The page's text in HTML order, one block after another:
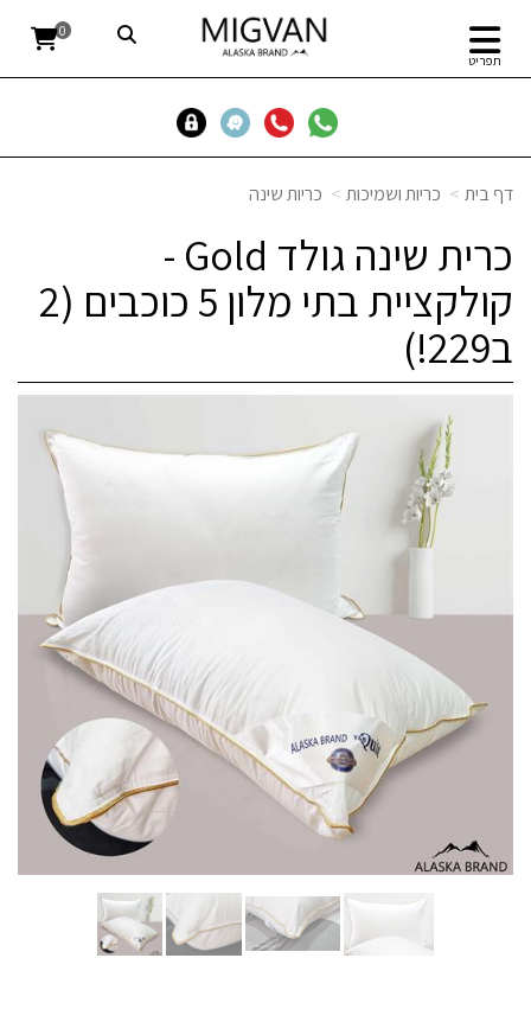
תפריט
0
דף בית כריות ושמיכות כריות שינה
כרית שינה גולד Gold -
קולקציית בתי מלון 5 כוכבים (2
ב229!)